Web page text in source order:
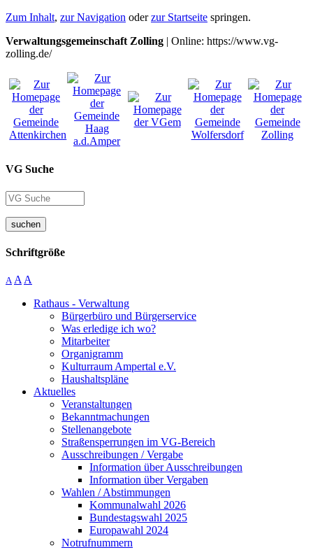
Zum Inhalt, zur Navigation oderzur Startseite springen.
Verwaltungsgemeinschaft Zolling | Online: https://www.vg-
zolling.de/
VG Suche
suchen
Schriftgröße
A A A
Rathaus - Verwaltung
Bürgerbüro und Bürgerservice
Was erledige ich wo?
Mitarbeiter
Organigramm
Kulturraum Ampertal e.V.
Haushaltspläne
Aktuelles
Veranstaltungen
Bekanntmachungen
Stellenangebote
Straßensperrungen im VG-Bereich
Ausschreibungen / Vergabe
Information über Ausschreibungen
Information über Vergaben
Wahlen / Abstimmungen
Kommunalwahl 2026
Bundestagswahl 2025
Europawahl 2024
Notrufnummern